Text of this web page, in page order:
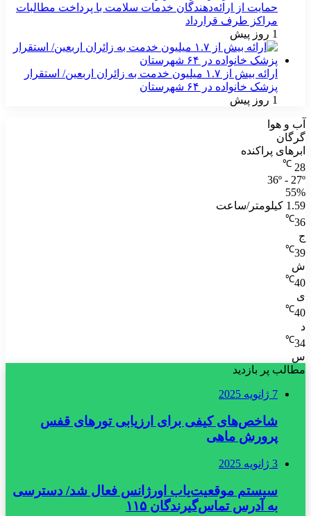
حمایت از ارائه‌دهندگان خدمات سلامت با پرداخت مطالبات
مراکز طرف قرارداد
1 روز پیش
ارائه بیش از ۱.۷ میلیون خدمت به زائران اربعین/ استقرار
پزشک خانواده در ۶۴ شهرستان
1 روز پیش
آب و هوا
گرگان
ابرهای پراکنده
28
℃
36º - 27º
55%
1.59 کیلومتر/ساعت
36
℃
ج
39
℃
ش
40
℃
ی
40
℃
د
34
℃
س
مطالب پر بازدید
7 ژانویه 2025
شاخص‌های کیفی برای ارزیابی تورهای قفس
پرورش ماهی
3 ژانویه 2025
سیستم موقعیت‌یاب اورژانس فعال شد/ دسترسی
به آدرس تماس‌گیرندگان ۱۱۵